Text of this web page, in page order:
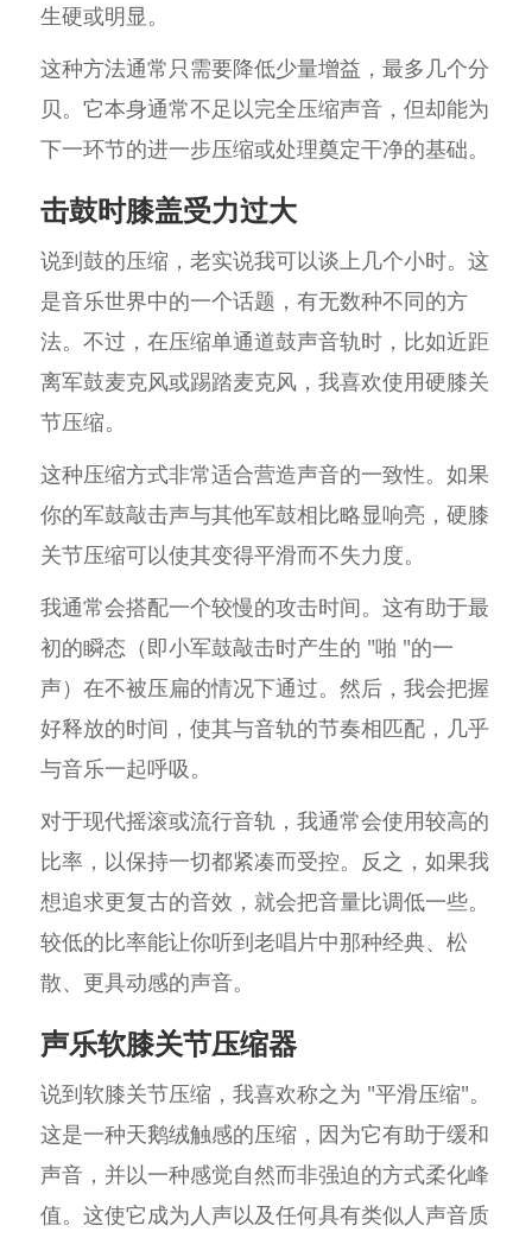
生硬或明显。
这种方法通常只需要降低少量增益，最多几个分
贝。它本身通常不足以完全压缩声音，但却能为
下一环节的进一步压缩或处理奠定干净的基础。
击鼓时膝盖受力过大
说到鼓的压缩，老实说我可以谈上几个小时。这
是音乐世界中的一个话题，有无数种不同的方
法。不过，在压缩单通道鼓声音轨时，比如近距
离军鼓麦克风或踢踏麦克风，我喜欢使用硬膝关
节压缩。
这种压缩方式非常适合营造声音的一致性。如果
你的军鼓敲击声与其他军鼓相比略显响亮，硬膝
关节压缩可以使其变得平滑而不失力度。
我通常会搭配一个较慢的攻击时间。这有助于最
初的瞬态（即小军鼓敲击时产生的 "啪 "的一
声）在不被压扁的情况下通过。然后，我会把握
好释放的时间，使其与音轨的节奏相匹配，几乎
与音乐一起呼吸。
对于现代摇滚或流行音轨，我通常会使用较高的
比率，以保持一切都紧凑而受控。反之，如果我
想追求更复古的音效，就会把音量比调低一些。
较低的比率能让你听到老唱片中那种经典、松
散、更具动感的声音。
声乐软膝关节压缩器
说到软膝关节压缩，我喜欢称之为 "平滑压缩"。
这是一种天鹅绒触感的压缩，因为它有助于缓和
声音，并以一种感觉自然而非强迫的方式柔化峰
值。这使它成为人声以及任何具有类似人声音质